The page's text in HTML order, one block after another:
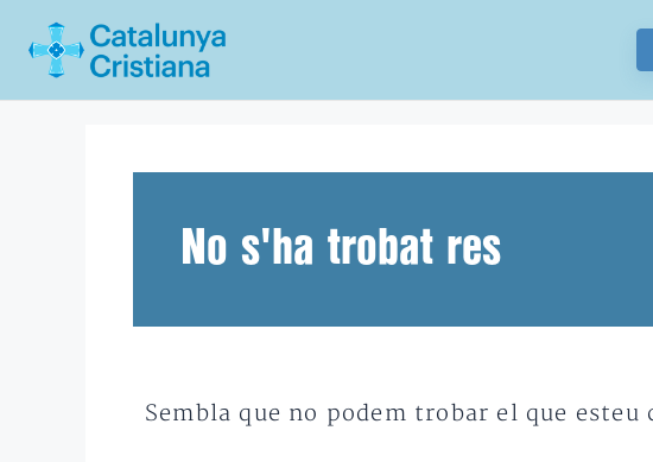
No s'ha trobat res
Sembla que no podem trobar el que